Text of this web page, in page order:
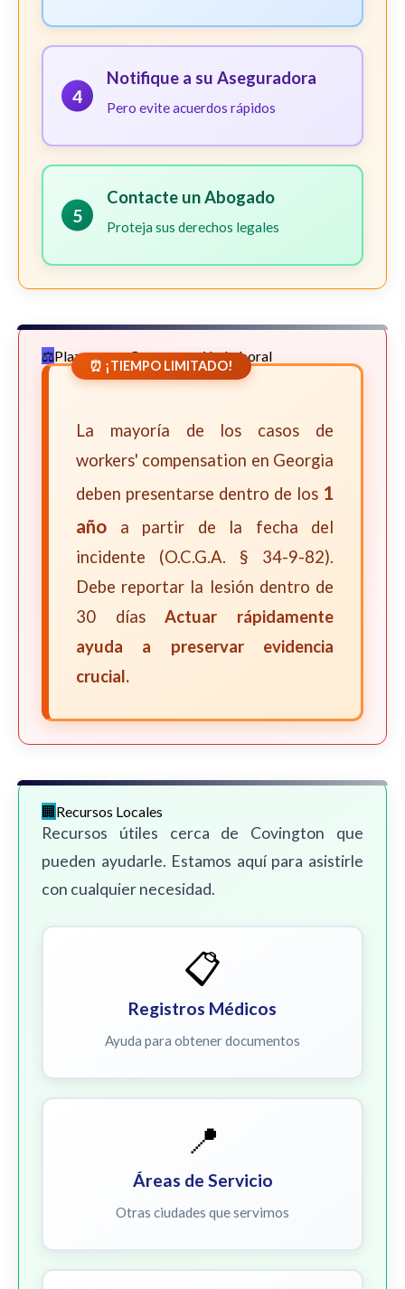
4
Notifique a su Aseguradora
Pero evite acuerdos rápidos
5
Contacte un Abogado
Proteja sus derechos legales
Plazos para Compensación Laboral
⏰ ¡TIEMPO LIMITADO!
La mayoría de los casos de
workers' compensation en Georgia
deben presentarse dentro de los 1
año a partir de la fecha del
incidente (O.C.G.A. § 34-9-82).
Debe reportar la lesión dentro de
30 díasActuar rápidamente
ayuda a preservar evidencia
crucial.
Recursos Locales
Recursos útiles cerca de Covington que
pueden ayudarle. Estamos aquí para asistirle
con cualquier necesidad.
📋
Registros Médicos
Ayuda para obtener documentos
📍
Áreas de Servicio
Otras ciudades que servimos